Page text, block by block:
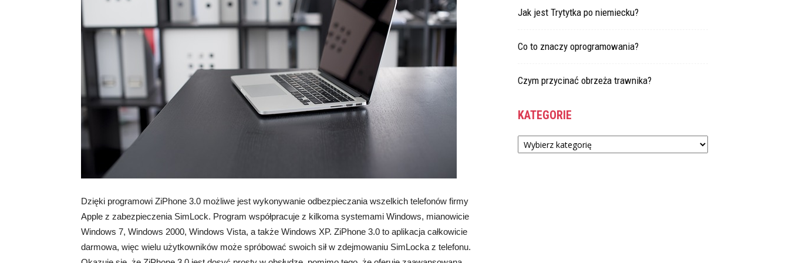
Dzięki programowi ZiPhone 3.0 możliwe jest wykonywanie odbezpieczania wszelkich telefonów firmy
Apple z zabezpieczenia SimLock. Program współpracuje z kilkoma systemami Windows, mianowicie
Windows 7, Windows 2000, Windows Vista, a także Windows XP. ZiPhone 3.0 to aplikacja całkowicie
darmowa, więc wielu użytkowników może spróbować swoich sił w zdejmowaniu SimLocka z telefonu.
Jak jest Trytytka po niemiecku?
Co to znaczy oprogramowania?
Czym przycinać obrzeża trawnika?
KATEGORIE
Kategorie